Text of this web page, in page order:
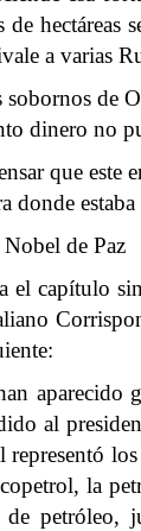
hectáreas
a varias
de
dinero no
que este
donde
de Paz
el capítulo
al
la
petróleo,